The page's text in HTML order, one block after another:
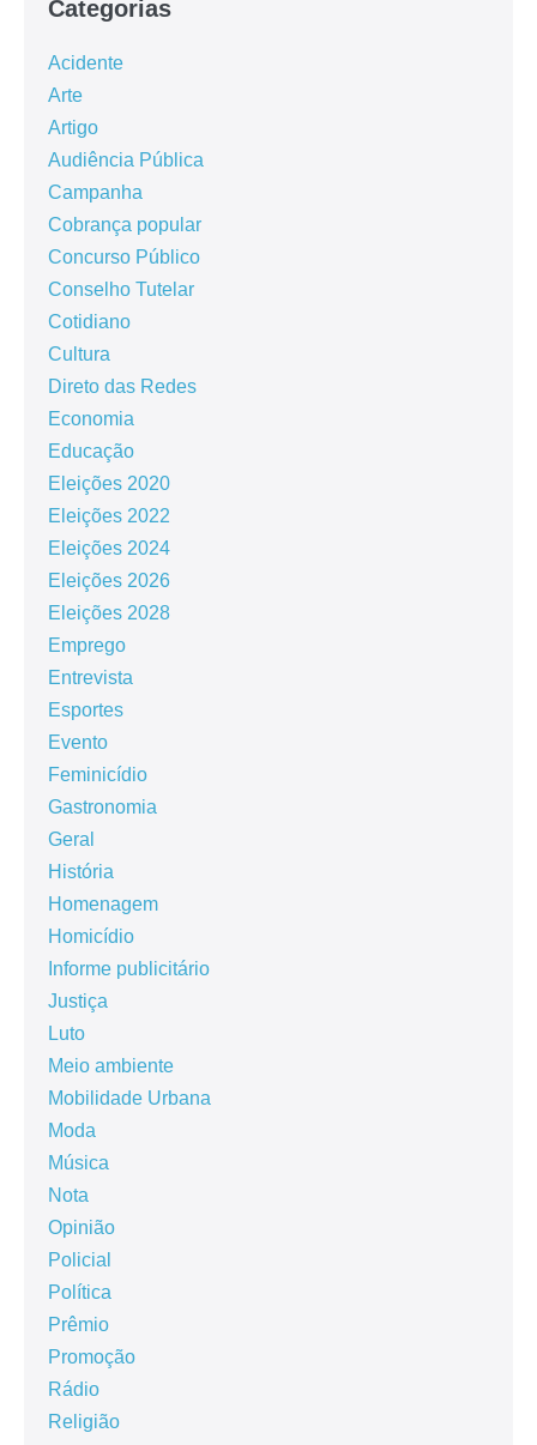
Categorias
Acidente
Arte
Artigo
Audiência Pública
Campanha
Cobrança popular
Concurso Público
Conselho Tutelar
Cotidiano
Cultura
Direto das Redes
Economia
Educação
Eleições 2020
Eleições 2022
Eleições 2024
Eleições 2026
Eleições 2028
Emprego
Entrevista
Esportes
Evento
Feminicídio
Gastronomia
Geral
História
Homenagem
Homicídio
Informe publicitário
Justiça
Luto
Meio ambiente
Mobilidade Urbana
Moda
Música
Nota
Opinião
Policial
Política
Prêmio
Promoção
Rádio
Religião